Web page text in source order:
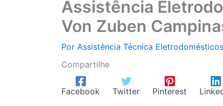
Assistência
Von Zuben
Por Assistência Técnica
Compartilhe
Facebook Twitter Pinterest